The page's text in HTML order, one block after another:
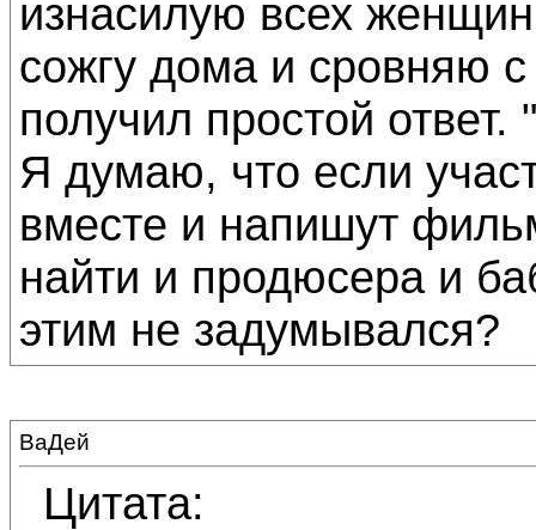
изнасилую всех
сожгу дома и сровняю
получил простой ответ.
Я думаю, что если
вместе и напишут
найти и продюсера и
этим не задумывался?
ВаДей
Цитата: